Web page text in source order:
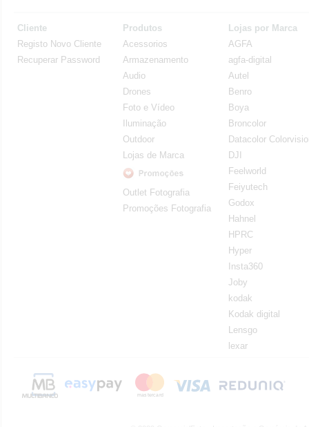
Cliente
Registo Novo Cliente
Recuperar Password
Produtos
Acessorios
Armazenamento
Audio
Drones
Foto e Vídeo
Iluminação
Outdoor
Lojas de Marca
Outlet Fotografia
Promoções Fotografia
Lojas por Marca
AGFA
agfa-digital
Autel
Benro
Boya
Broncolor
Datacolor
DJI
Feelworld
Feiyutech
Godox
Hahnel
HPRC
Hyper
Insta360
Joby
kodak
Kodak digital
Lensgo
lexar